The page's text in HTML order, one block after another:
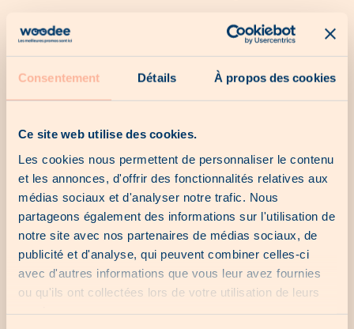
Consentement Détails À propos des cookies
Ce site web utilise des cookies.
Les cookies nous permettent de personnaliser le contenu
et les annonces, d'offrir des fonctionnalités relatives aux
médias sociaux et d'analyser notre trafic. Nous
partageons également des informations sur l'utilisation de
notre site avec nos partenaires de médias sociaux, de
publicité et d'analyse, qui peuvent combiner celles-ci
avec d'autres informations que vous leur avez fournies
ou qu'ils ont collectées lors de votre utilisation de leurs
No catalogue for the moment...
Our last chances
No last chance for the moment...
Our local offers